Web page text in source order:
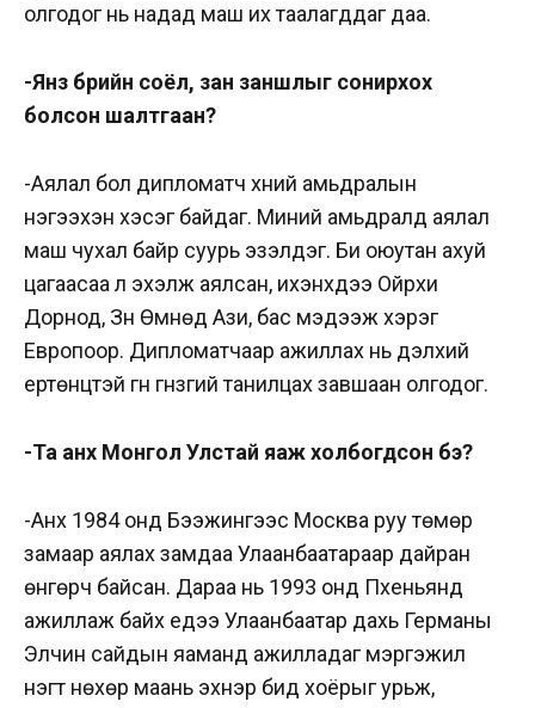
олгодог нь надад маш их таалагддаг даа.
-Янз бүрийн соёл, зан заншлыг сонирхох
болсон шалтгаан?
-Аялал бол дипломатч хүний амьдралын
нэгээхэн хэсэг байдаг. Миний амьдралд аялал
маш чухал байр суурь эзэлдэг. Би оюутан ахуй
цагаасаа л эхэлж аялсан, ихэнхдээ Ойрхи
Дорнод, Зүүн Өмнөд Ази, бас мэдээж хэрэг
Европоор. Дипломатчаар ажиллах нь дэлхий
ертөнцтэй гүн гүнзгий танилцах завшаан олгодог.
-Та анх Монгол Улстай яаж холбогдсон бэ?
-Анх 1984 онд Бээжингээс Москва руу төмөр
замаар аялах замдаа Улаанбаатараар дайран
өнгөрч байсан. Дараа нь 1993 онд Пхеньянд
ажиллаж байх үедээ Улаанбаатар дахь Германы
Элчин сайдын яаманд ажилладаг мэргэжил
нэгт нөхөр маань эхнэр бид хоёрыг урьж,